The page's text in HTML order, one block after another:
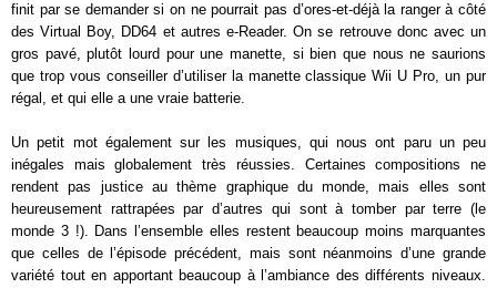
finit par se demander si on ne pourrait pas d’ores-et-déjà la ranger à côté
des Virtual Boy, DD64 et autres e-Reader. On se retrouve donc avec un
gros pavé, plutôt lourd pour une manette, si bien que nous ne saurions
que trop vous conseiller d’utiliser la manette classique Wii U Pro, un pur
régal, et qui elle a une vraie batterie.
Un petit mot également sur les musiques, qui nous ont paru un peu
inégales mais globalement très réussies. Certaines compositions ne
rendent pas justice au thème graphique du monde, mais elles sont
heureusement rattrapées par d’autres qui sont à tomber par terre (le
monde 3 !). Dans l’ensemble elles restent beaucoup moins marquantes
que celles de l’épisode précédent, mais sont néanmoins d’une grande
variété tout en apportant beaucoup à l’ambiance des différents niveaux.